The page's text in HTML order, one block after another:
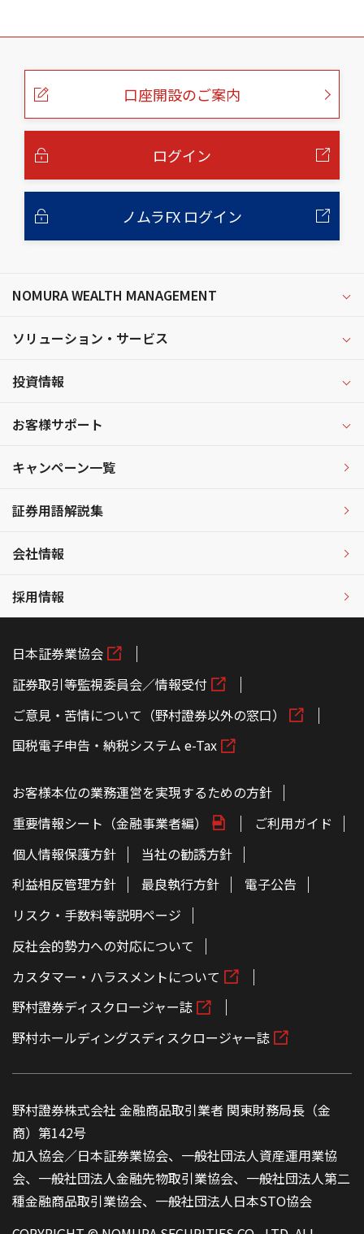
こ
口座開設のご案内
ログイン
ノムラFX ログイン
NOMURA WEALTH MANAGEMENT
ソリューション・サービス
投資情報
お客様サポート
キャンペーン一覧
証券用語解説集
会社情報
採用情報
日本証券業協会
証券取引等監視委員会／情報受付
ご意見・苦情について（野村證券以外の窓口）
国税電子申告・納税システム e-Tax
お客様本位の業務運営を実現するための方針
重要情報シート（金融事業者編）
ご利用ガイド
個人情報保護方針
当社の勧誘方針
利益相反管理方針
最良執行方針
電子公告
リスク・手数料等説明ページ
反社会的勢力への対応について
カスタマー・ハラスメントについて
野村證券ディスクロージャー誌
野村ホールディングスディスクロージャー誌
野村證券株式会社 金融商品取引業者 関東財務局長（金
商）第142号
加入協会／日本証券業協会、一般社団法人資産運用業協
会、一般社団法人金融先物取引業協会、一般社団法人第二
種金融商品取引業協会、一般社団法人日本STO協会